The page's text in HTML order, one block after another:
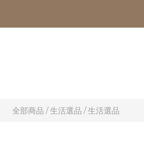
全部商品 /生活選品 /生活選品